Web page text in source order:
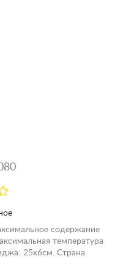
содержание
температура
25х6см. Страна